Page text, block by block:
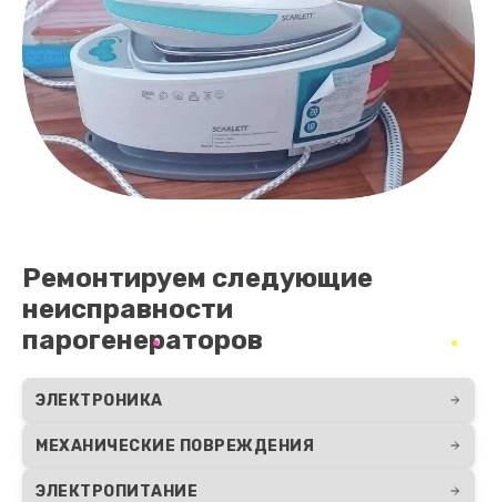
Ремонтируем следующие
неисправности
парогенераторов
ЭЛЕКТРОНИКА
МЕХАНИЧЕСКИЕ ПОВРЕЖДЕНИЯ
ЭЛЕКТРОПИТАНИЕ